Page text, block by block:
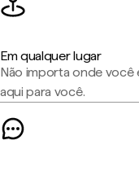
Em qualquer lugar
Não importa onde você
aqui para você.